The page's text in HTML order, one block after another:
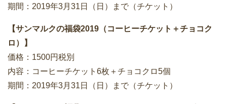
期間：2019年3月31日（日）まで（チケット）
【サンマルクの福袋2019（コーヒーチケット＋チョコク
ロ）】
価格：1500円税別
内容：コーヒーチケット6枚＋チョコクロ5個
期間：2019年3月31日（日）まで（チケット）